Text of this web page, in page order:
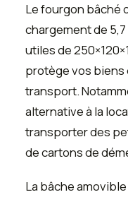
Le fourgon bâché
chargement de
utiles de
protège vos
transport.
alternative à la
transporter des
de cartons de
La bâche